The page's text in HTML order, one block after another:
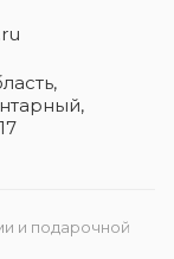
и подарочной